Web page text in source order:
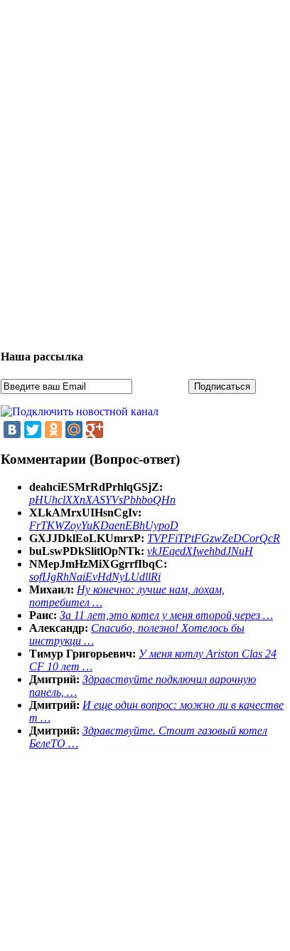
Наша рассылка
Комментарии (Вопрос-ответ)
deahciESMrRdPrhlqGSjZ:
pHUhclXXnXASYVsPbhboQHn
XLkAMrxUIHsnCgIv:
FrTKWZoyYuKDaenEBhUypoD
GXJJDklEoLKUmrxP: TVPFiTPtFGzwZeDCorQcR
buLswPDkSlitlOpNTk: vkJEqedXIwehbdJNuH
NMepJmHzMiXGgrrfIbqC:
sofIJgRhNaiEvHdNyLUdllRi
Михаил: Ну конечно: лучше нам, лохам,
потребител …
Раис: За 11 лет,это котел у меня второй,через …
Александр: Спасибо, полезно! Хотелось бы
инструкци …
Тимур Григорьевич: У меня котлу Ariston Clas 24
CF 10 лет …
Дмитрий: Здравствуйте подключил варочную
панель, …
Дмитрий: И еще один вопрос: можно ли в качестве
т …
Дмитрий: Здравствуйте. Стоит газовый котел
БелеТО …